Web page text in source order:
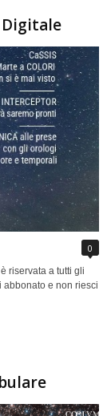
Digitale
0
riservata a tutti gli
abbonato e non riesci